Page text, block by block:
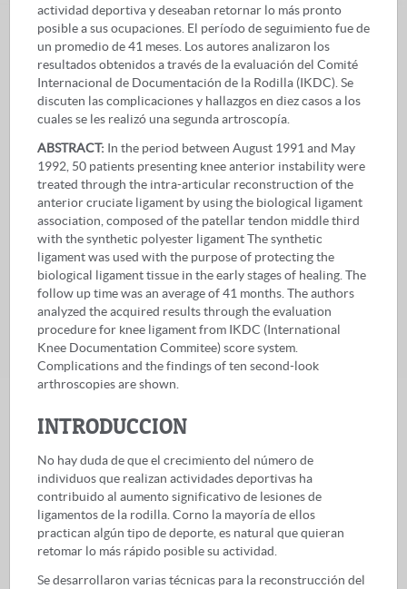
actividad deportiva y deseaban retornar lo más pronto
posible a sus ocupaciones. El período de seguimiento fue de
un promedio de 41 meses. Los autores analizaron los
resultados obtenidos a través de la evaluación del Comité
Internacional de Documentación de la Rodilla (IKDC). Se
discuten las complicaciones y hallazgos en diez casos a los
cuales se les realizó una segunda artroscopía.
ABSTRACT: In the period between August 1991 and May
1992, 50 patients presenting knee anterior instability were
treated through the intra-articular reconstruction of the
anterior cruciate ligament by using the biological ligament
association, composed of the patellar tendon middle third
with the synthetic polyester ligament The synthetic
ligament was used with the purpose of protecting the
biological ligament tissue in the early stages of healing. The
follow up time was an average of 41 months. The authors
analyzed the acquired results through the evaluation
procedure for knee ligament from IKDC (International
Knee Documentation Commitee) score system.
Complications and the findings of ten second-look
arthroscopies are shown.
INTRODUCCION
No hay duda de que el crecimiento del número de
individuos que realizan actividades deportivas ha
contribuido al aumento significativo de lesiones de
ligamentos de la rodilla. Corno la mayoría de ellos
practican algún tipo de deporte, es natural que quieran
retomar lo más rápido posible su actividad.
Se desarrollaron varias técnicas para la reconstrucción del